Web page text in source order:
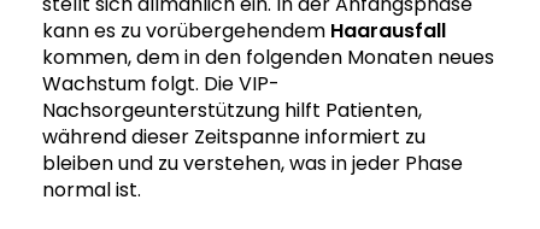
kann es zu vorübergehendem Haarausfall
kommen, dem in den folgenden Monaten neues
Wachstum folgt. Die VIP-
Nachsorgeunterstützung hilft Patienten,
während dieser Zeitspanne informiert zu
bleiben und zu verstehen, was in jeder Phase
normal ist.